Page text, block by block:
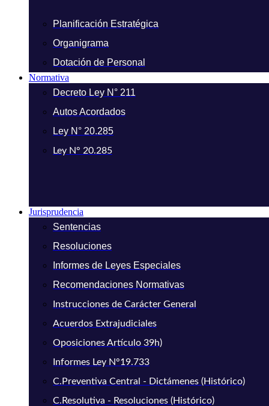
Planificación Estratégica
Organigrama
Dotación de Personal
Normativa
Decreto Ley N° 211
Autos Acordados
Ley N° 20.285
Ley N° 20.285
Jurisprudencia
Sentencias
Resoluciones
Informes de Leyes Especiales
Recomendaciones Normativas
Instrucciones de Carácter General
Acuerdos Extrajudiciales
Oposiciones Artículo 39h)
Informes Ley N°19.733
C.Preventiva Central - Dictámenes (Histórico)
C.Resolutiva - Resoluciones (Histórico)